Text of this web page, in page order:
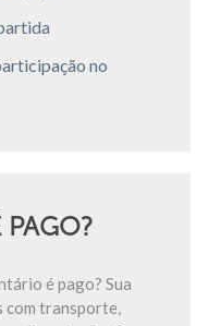
no
PAGO?
é pago? Sua
com transporte,